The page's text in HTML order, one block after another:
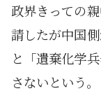
政界きっての
請したが中国
と「遺棄化学
さないという。